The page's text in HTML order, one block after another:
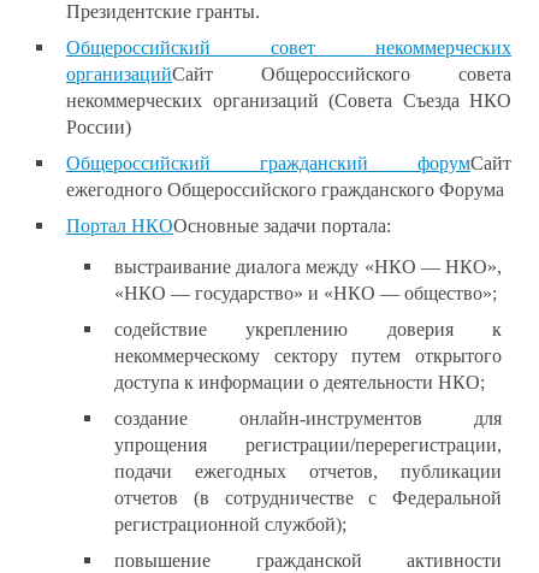
Президентские гранты.
Общероссийский совет некоммерческих
организацийСайт Общероссийского совета
некоммерческих организаций (Совета Съезда НКО
России)
Общероссийский гражданский форумСайт
ежегодного Общероссийского гражданского Форума
Портал НКООсновные задачи портала:
выстраивание диалога между «НКО — НКО»,
«НКО — государство» и «НКО — общество»;
содействие укреплению доверия к
некоммерческому сектору путем открытого
доступа к информации о деятельности НКО;
создание онлайн-инструментов для
упрощения регистрации/перерегистрации,
подачи ежегодных отчетов, публикации
отчетов (в сотрудничестве с Федеральной
регистрационной службой);
повышение гражданской активности